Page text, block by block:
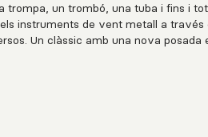
trompa, un trombó, una tuba i fins i
instruments de vent metall a través
Un clàssic amb una nova posada